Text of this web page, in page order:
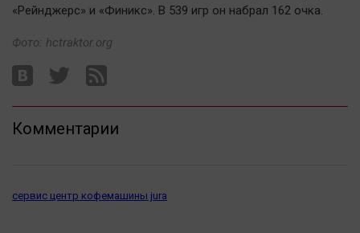
Спецпроект
Статистика
Челябинск космический
English version
«Рейнджерс» и «Финикс». В 539 игр он набрал 162 очка.
Фото: hctraktor.org
Комментарии
сервис центр кофемашины jura